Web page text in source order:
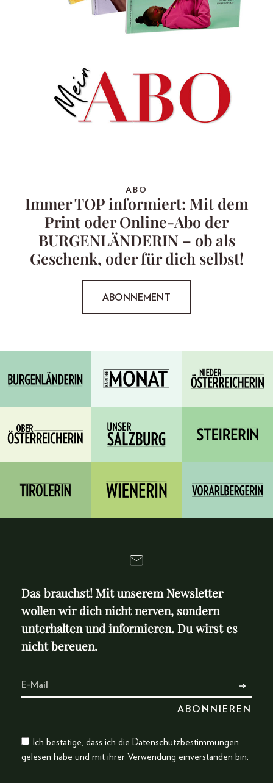
ABO
Immer TOP informiert: Mit dem
Print oder Online-Abo der
BURGENLÄNDERIN – ob als
Geschenk, oder für dich selbst!
ABONNEMENT
Das brauchst! Mit unserem Newsletter
wollen wir dich nicht nerven, sondern
unterhalten und informieren. Du wirst es
nicht bereuen.
Ich bestätige, dass ich die Datenschutzbestimmungen
gelesen habe und mit ihrer Verwendung einverstanden bin.